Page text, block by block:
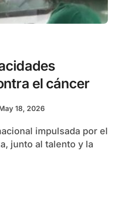
el cáncer
18, 2026
junto al talento y la